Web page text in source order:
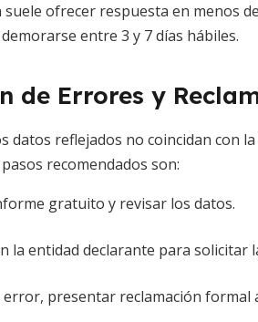
suele ofrecer respuesta en menos
entre 3 y 7 días hábiles.
de Errores y
datos reflejados no coincidan con
recomendados son:
gratuito y revisar los datos.
la entidad declarante para solicitar
presentar reclamación formal